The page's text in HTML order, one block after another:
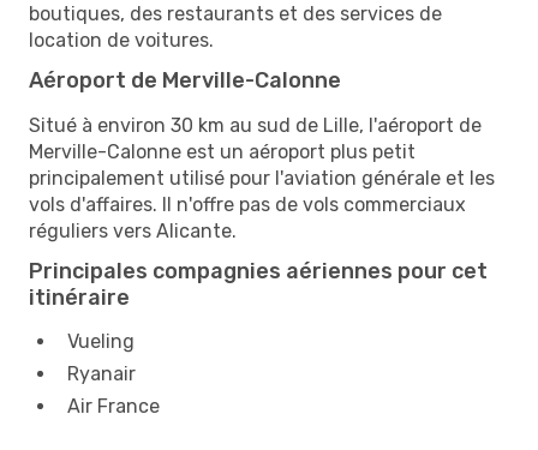
boutiques, des restaurants et des services de
location de voitures.
Aéroport de Merville-Calonne
Situé à environ 30 km au sud de Lille, l'aéroport de
Merville-Calonne est un aéroport plus petit
principalement utilisé pour l'aviation générale et les
vols d'affaires. Il n'offre pas de vols commerciaux
réguliers vers Alicante.
Principales compagnies aériennes pour cet
itinéraire
Vueling
Ryanair
Air France